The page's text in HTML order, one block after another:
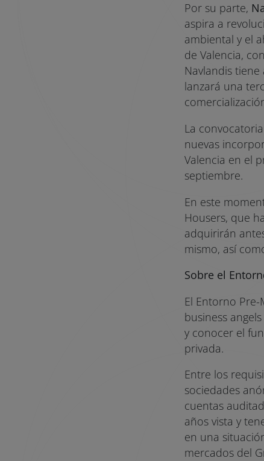
Por su parte,
aspira a
ambiental y el
de Valencia,
Navlandis
lanzará una
La
nuevas
Valencia en el
septiembre.
En este
Housers, que
adquirirán
mismo, así
Sobre el
El Entorno
business
y conocer el
privada.
Entre los
sociedades
cuentas
años vista y
en una
mercados del